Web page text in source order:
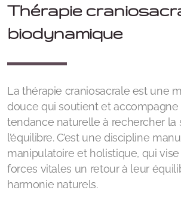
Thérapie
biodynamique
La thérapie craniosacrale est une
douce qui soutient et accompagne
tendance naturelle à rechercher la
l’équilibre. C’est une discipline
manipulatoire et holistique, qui
forces vitales un retour à leur
harmonie naturels.